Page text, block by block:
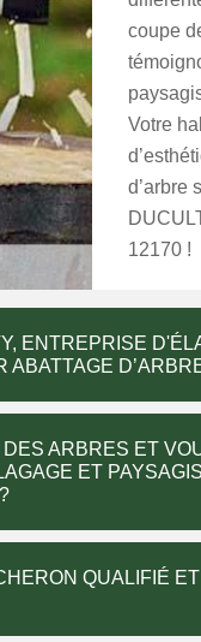
coupe
Votre
d’arbre
12170 !
ENTREPRISE
ABATTAGE
ARBRES ET
ET
QUALIFIÉ